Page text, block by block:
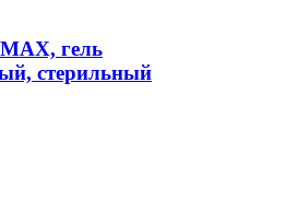
гель
стерильный